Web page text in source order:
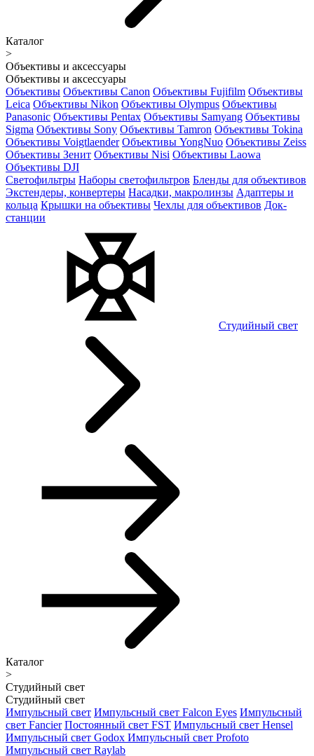
Каталог
>
Объективы и аксессуары
Объективы и аксессуары
Объективы Объективы Canon Объективы Fujifilm Объективы
Leica Объективы Nikon Объективы Olympus Объективы
Panasonic Объективы Pentax Объективы Samyang Объективы
Sigma Объективы Sony Объективы Tamron Объективы Tokina
Объективы Voigtlaender Объективы YongNuo Объективы Zeiss
Объективы Зенит Объективы Nisi Объективы Laowa
Объективы DJI
Светофильтры Наборы светофильтров Бленды для объективов
Экстендеры, конвертеры Насадки, макролинзы Адаптеры и
кольца Крышки на объективы Чехлы для объективов Док-
станции
Студийный свет
Каталог
>
Студийный свет
Студийный свет
Импульсный свет Импульсный свет Falcon Eyes Импульсный
свет Fancier Постоянный свет FST Импульсный свет Hensel
Импульсный свет Godox Импульсный свет Profoto
Импульсный свет Raylab